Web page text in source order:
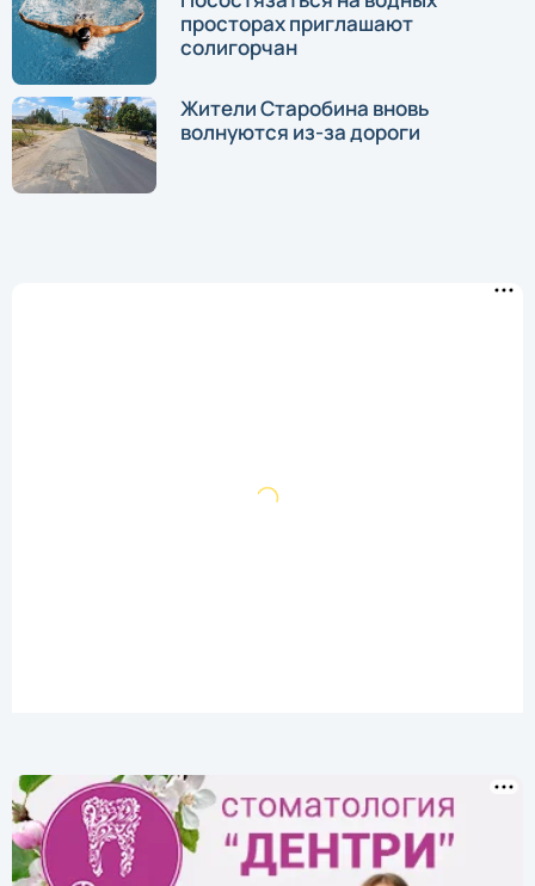
просторах приглашают
солигорчан
Жители Старобина вновь
волнуются из-за дороги